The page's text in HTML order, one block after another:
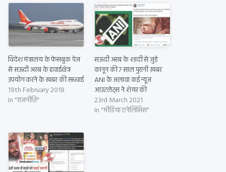
विदेश मंत्रालय के फेसबुक पेज
से सऊदी अरब के हवाईक्षेत्र
उपयोग करने के खबर की सच्चाई
19th February 2018
In "राजनीति"
सऊदी अरब के शादी से जुड़े
कानून की 7 साल पुरानी ख़बर
ANI के अलावा कई न्यूज़
आउटलेट्स ने शेयर की
23rd March 2021
In "मीडिया एनेलिसिस"